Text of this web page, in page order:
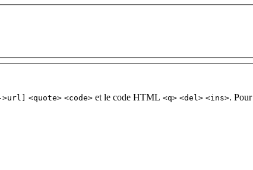
>url] <quote> <code> et le code HTML <q> <del> <ins>.